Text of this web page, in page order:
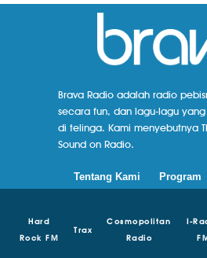
Brava Radio adalah radio
secara fun, dan lagu-lagu
di telinga. Kami menyebutnya
Sound on Radio.
Tentang Kami Program
Hard
Rock FM
Trax
Cosmopolitan
Radio
I-